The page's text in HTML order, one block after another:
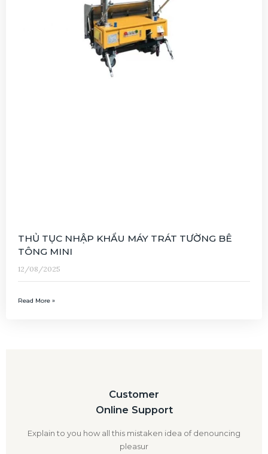
THỦ TỤC NHẬP KHẨU MÁY TRÁT TƯỜNG BÊ
TÔNG MINI
12/08/2025
Read More »
Customer
Online Support
Explain to you how all this mistaken idea of denouncing
pleasur